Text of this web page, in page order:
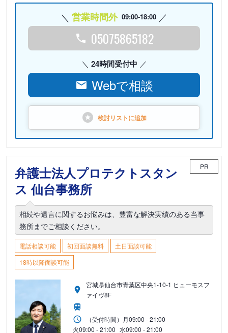
営業時間外 09:00-18:00
05075865182
24時間受付中
Webで相談
検討リストに追加
弁護士法人プロテクトスタン
ス 仙台事務所
PR
相続や遺言に関するお悩みは、豊富な解決実績のある当事
務所までご相談ください。
電話相談可能 初回面談無料
土日面談可能
18時以降面談可能
宮城県仙台市青葉区中央1-10-1 ヒューモスフ
ァイヴ8F
（受付時間） 月09:00 - 21:00
火09:00 - 21:00 水09:00 - 21:00